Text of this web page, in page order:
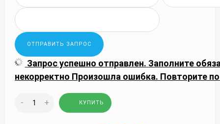
Запрос успешно отправлен. Заполните
некорректно Произошла ошибка. Повторите
- + КУПИТЬ